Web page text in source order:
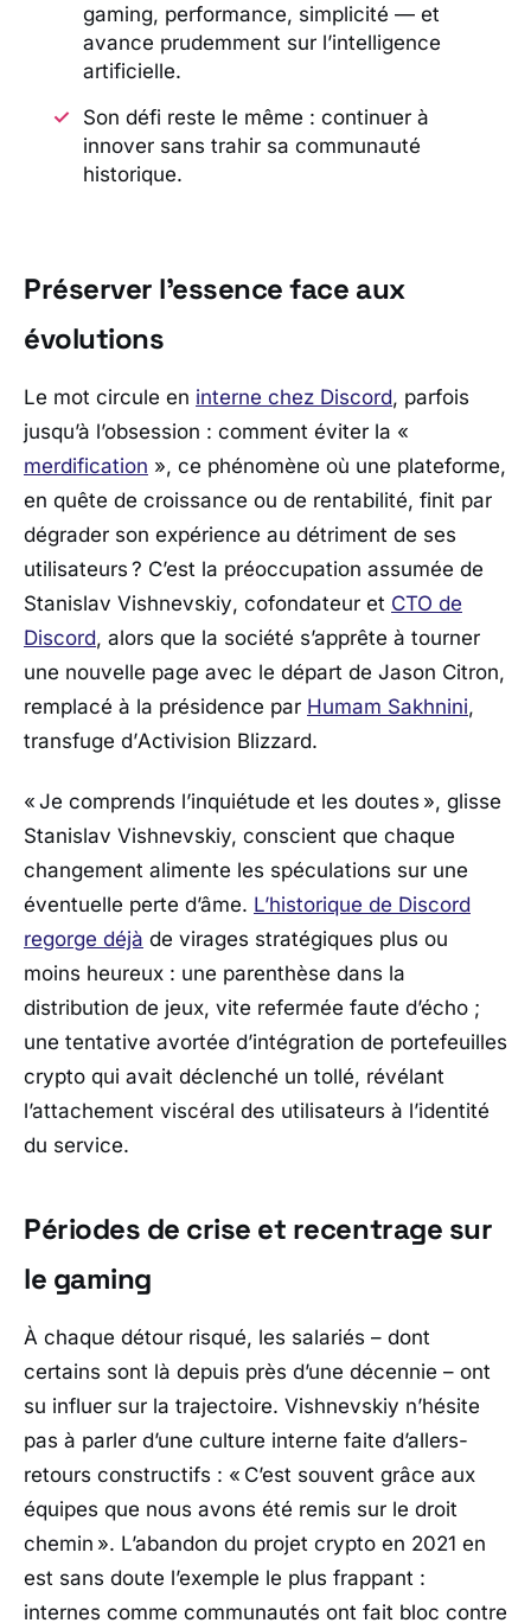
gaming, performance, simplicité — et
avance prudemment sur l’intelligence
artificielle.
Son défi reste le même : continuer à
innover sans trahir sa communauté
historique.
Préserver l’essence face aux
évolutions
Le mot circule en interne chez Discord, parfois
jusqu’à l’obsession : comment éviter la «
merdification », ce phénomène où une plateforme,
en quête de croissance ou de rentabilité, finit par
dégrader son expérience au détriment de ses
utilisateurs ? C’est la préoccupation assumée de
Stanislav Vishnevskiy, cofondateur et CTO de
Discord, alors que la société s’apprête à tourner
une nouvelle page avec le départ de Jason Citron,
remplacé à la présidence par Humam Sakhnini,
transfuge d’Activision Blizzard.
« Je comprends l’inquiétude et les doutes », glisse
Stanislav Vishnevskiy, conscient que chaque
changement alimente les spéculations sur une
éventuelle perte d’âme. L’historique de Discord
regorge déjà de virages stratégiques plus ou
moins heureux : une parenthèse dans la
distribution de jeux, vite refermée faute d’écho ;
une tentative avortée d’intégration de portefeuilles
crypto qui avait déclenché un tollé, révélant
l’attachement viscéral des utilisateurs à l’identité
du service.
Périodes de crise et recentrage sur
le gaming
À chaque détour risqué, les salariés – dont
certains sont là depuis près d’une décennie – ont
su influer sur la trajectoire. Vishnevskiy n’hésite
pas à parler d’une culture interne faite d’allers-
retours constructifs : « C’est souvent grâce aux
équipes que nous avons été remis sur le droit
chemin ». L’abandon du projet crypto en 2021 en
est sans doute l’exemple le plus frappant :
internes comme communautés ont fait bloc contre